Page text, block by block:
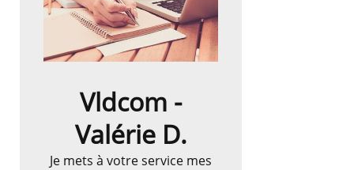
Vldcom -
Valérie D.
Je mets à votre service mes